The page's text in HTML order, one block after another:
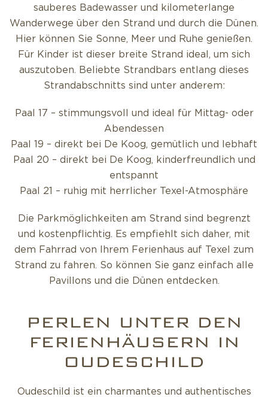
sauberes Badewasser und kilometerlange
Wanderwege über den Strand und durch die Dünen.
Hier können Sie Sonne, Meer und Ruhe genießen.
Für Kinder ist dieser breite Strand ideal, um sich
auszutoben. Beliebte Strandbars entlang dieses
Strandabschnitts sind unter anderem:
Paal 17 – stimmungsvoll und ideal für Mittag- oder
Abendessen
Paal 19 – direkt bei De Koog, gemütlich und lebhaft
Paal 20 – direkt bei De Koog, kinderfreundlich und
entspannt
Paal 21 – ruhig mit herrlicher Texel-Atmosphäre
Die Parkmöglichkeiten am Strand sind begrenzt
und kostenpflichtig. Es empfiehlt sich daher, mit
dem Fahrrad von Ihrem Ferienhaus auf Texel zum
Strand zu fahren. So können Sie ganz einfach alle
Pavillons und die Dünen entdecken.
PERLEN UNTER DEN
FERIENHÄUSERN IN
OUDESCHILD
Oudeschild ist ein charmantes und authentisches